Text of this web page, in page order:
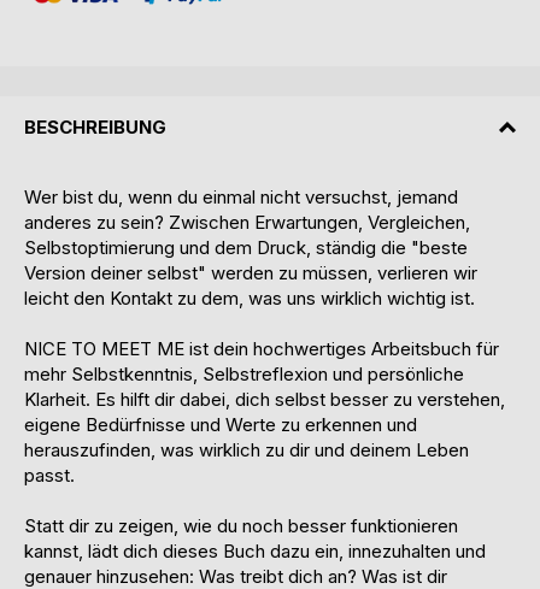
BESCHREIBUNG
Wer bist du, wenn du einmal nicht versuchst, jemand
anderes zu sein? Zwischen Erwartungen, Vergleichen,
Selbstoptimierung und dem Druck, ständig die "beste
Version deiner selbst" werden zu müssen, verlieren wir
leicht den Kontakt zu dem, was uns wirklich wichtig ist.
NICE TO MEET ME ist dein hochwertiges Arbeitsbuch für
mehr Selbstkenntnis, Selbstreflexion und persönliche
Klarheit. Es hilft dir dabei, dich selbst besser zu verstehen,
eigene Bedürfnisse und Werte zu erkennen und
herauszufinden, was wirklich zu dir und deinem Leben
passt.
Statt dir zu zeigen, wie du noch besser funktionieren
kannst, lädt dich dieses Buch dazu ein, innezuhalten und
genauer hinzusehen: Was treibt dich an? Was ist dir